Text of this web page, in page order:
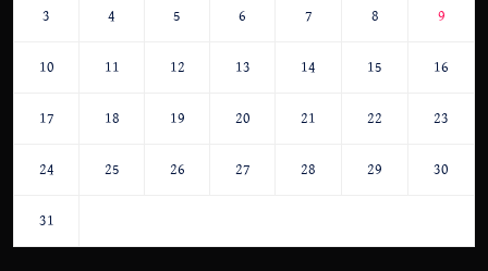
3 4 5 6 7 8 9
10 11 12 13 14 15 16
17 18 19 20 21 22 23
24 25 26 27 28 29 30
31